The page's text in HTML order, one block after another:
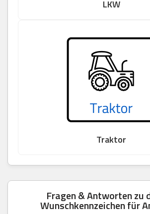
LKW
Traktor
Fragen & Antworten zu
Wunschkennzeichen für